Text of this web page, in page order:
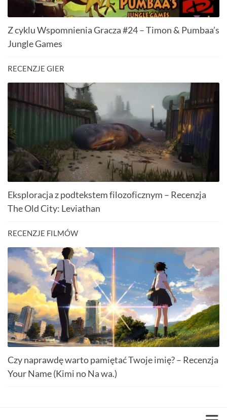
Z cyklu Wspomnienia Gracza #24 – Timon & Pumbaa’s
Jungle Games
RECENZJE GIER
Eksploracja z podtekstem filozoficznym – Recenzja
The Old City: Leviathan
RECENZJE FILMÓW
Czy naprawdę warto pamiętać Twoje imię? – Recenzja
Your Name (Kimi no Na wa.)